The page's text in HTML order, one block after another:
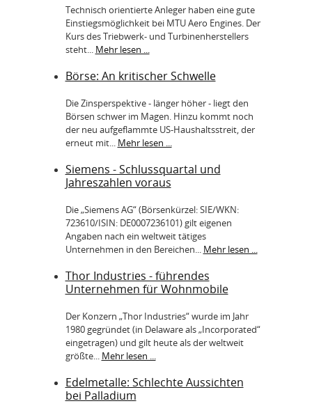
Technisch orientierte Anleger haben eine gute
Einstiegsmöglichkeit bei MTU Aero Engines. Der
Kurs des Triebwerk- und Turbinenherstellers
steht... Mehr lesen ...
Börse: An kritischer Schwelle
Die Zinsperspektive - länger höher - liegt den
Börsen schwer im Magen. Hinzu kommt noch
der neu aufgeflammte US-Haushaltsstreit, der
erneut mit... Mehr lesen ...
Siemens - Schlussquartal und
Jahreszahlen voraus
Die „Siemens AG“ (Börsenkürzel: SIE/WKN:
723610/ISIN: DE0007236101) gilt eigenen
Angaben nach ein weltweit tätiges
Unternehmen in den Bereichen... Mehr lesen ...
Thor Industries - führendes
Unternehmen für Wohnmobile
Der Konzern „Thor Industries“ wurde im Jahr
1980 gegründet (in Delaware als „Incorporated“
eingetragen) und gilt heute als der weltweit
größte... Mehr lesen ...
Edelmetalle: Schlechte Aussichten
bei Palladium